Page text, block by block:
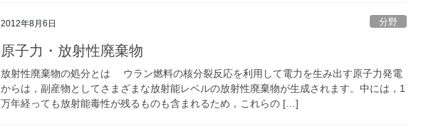
2012年8月6日 分野
原子力・放射性廃棄物
放射性廃棄物の処分とは ウラン燃料の核分裂反応を利用して電力を生み出す原子力発電
からは，副産物としてさまざまな放射能レベルの放射性廃棄物が生成されます。中には，1
万年経っても放射能毒性が残るものも含まれるため，これらの […]